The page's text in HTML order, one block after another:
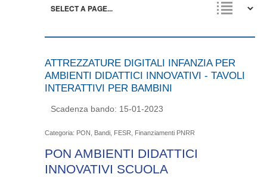
ATTREZZATURE DIGITALI INFANZIA PER
AMBIENTI DIDATTICI INNOVATIVI - TAVOLI
INTERATTIVI PER BAMBINI
Scadenza bando: 15-01-2023
Categoria: PON, Bandi, FESR, Finanziamenti PNRR
PON AMBIENTI DIDATTICI
INNOVATIVI SCUOLA